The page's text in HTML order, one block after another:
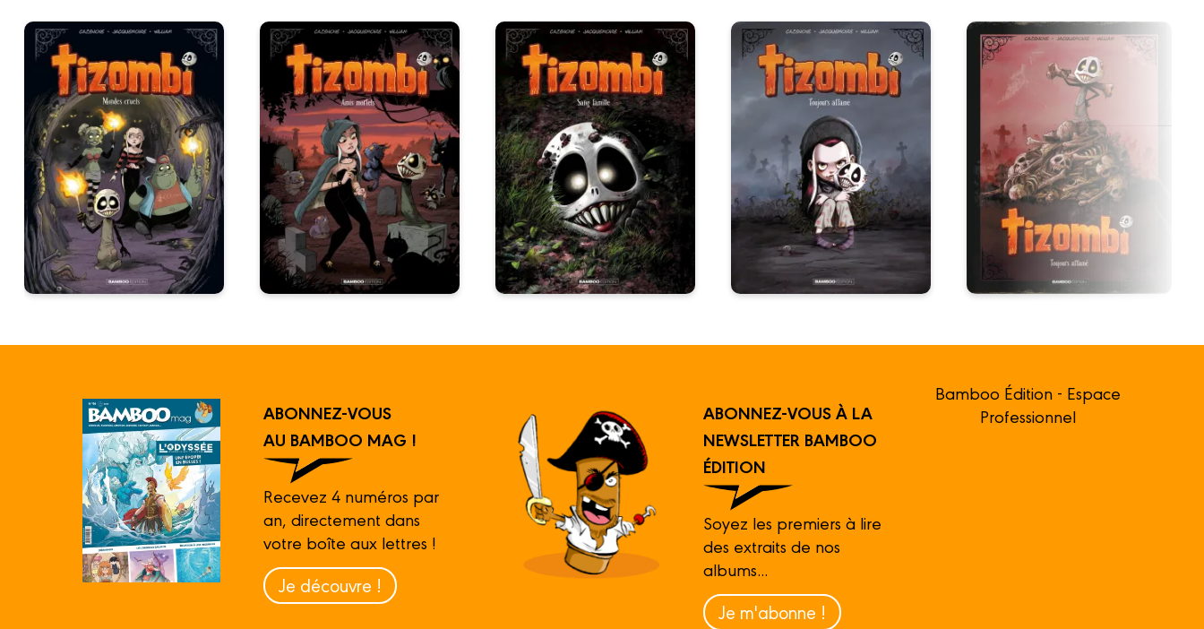
ABONNEZ-VOUS
AU BAMBOO MAG !
Recevez 4 numéros par
an, directement dans
votre boîte aux lettres !
Je découvre !
ABONNEZ-VOUS À LA
NEWSLETTER BAMBOO
ÉDITION
Soyez les premiers à lire
des extraits de nos
albums...
Je m'abonne !
Bamboo Édition - Espace
Professionnel